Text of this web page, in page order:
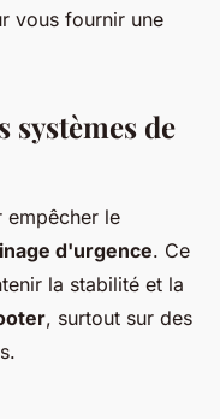
vous fournir une
systèmes de
empêcher le
d'urgence. Ce
la stabilité et la
, surtout sur des